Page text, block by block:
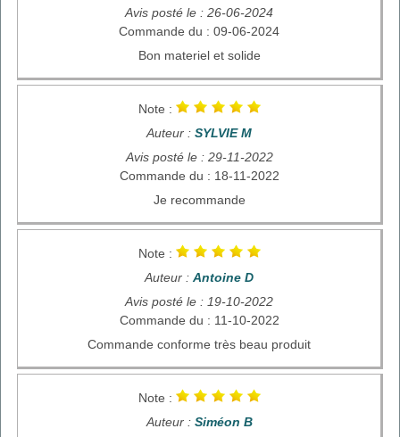
Avis posté le : 26-06-2024
Commande du : 09-06-2024
Bon materiel et solide
Note :
Auteur : SYLVIE M
Avis posté le : 29-11-2022
Commande du : 18-11-2022
Je recommande
Note :
Auteur : Antoine D
Avis posté le : 19-10-2022
Commande du : 11-10-2022
Commande conforme très beau produit
Note :
Auteur : Siméon B